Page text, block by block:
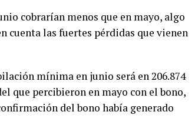
cobrarían menos que en mayo, algo
las fuertes pérdidas que vienen
mínima en junio será en 206.874
que percibieron en mayo con el bono,
del bono había generado